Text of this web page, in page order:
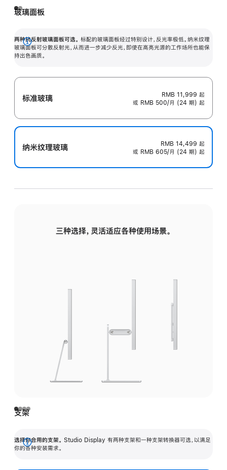
玻璃面板
两种抗反射玻璃面板可选。 标配的玻璃面板经过特别设计，反光率极低。纳米纹理
玻璃面板可分散反射光，从而进一步减少反光，即使在高亮光源的工作场所也能保
持出色画质。
展
开
标准玻璃 RMB 11,999 起
或 RMB 500/月 (24 期) 起
纳米纹理玻璃 RMB 14,499 起
或 RMB 605/月 (24 期) 起
三种选择，灵活适应各种使用场景。
支架
选择你合用的支架。 Studio Display 有两种支架和一种支架转换器可选，以满足
你的各种安装需求。
展